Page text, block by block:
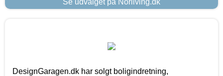
DesignGaragen.dk har solgt boligindretning,